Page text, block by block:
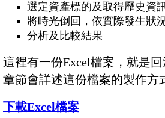
選定資產標的及取得歷史資
將時光倒回，依實際發生狀
分析及比較結果
這裡有一份Excel檔案，就是
章節會詳述這份檔案的製作方
下載Excel檔案